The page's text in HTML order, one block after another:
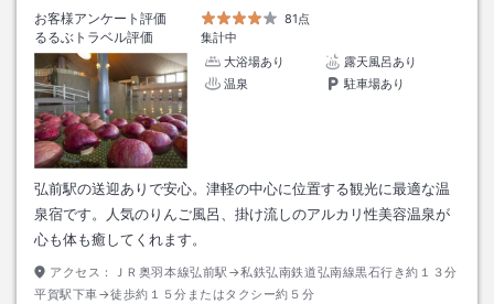
お客様アンケート評価
81点
るるぶトラベル評価
集計中
大浴場あり
露天風呂あり
温泉
駐車場あり
弘前駅の送迎ありで安心。津軽の中心に位置する観光に最適な温
泉宿です。人気のりんご風呂、掛け流しのアルカリ性美容温泉が
心も体も癒してくれます。
アクセス：
ＪＲ奥羽本線弘前駅→私鉄弘南鉄道弘南線黒石行き約１３分
平賀駅下車→徒歩約１５分またはタクシー約５分